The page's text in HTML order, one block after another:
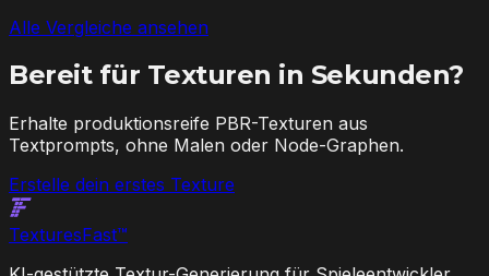
Alle Vergleiche ansehen
Bereit für Texturen in Sekunden?
Erhalte produktionsreife PBR-Texturen aus
Textprompts, ohne Malen oder Node-Graphen.
Erstelle dein erstes Texture
TexturesFast™